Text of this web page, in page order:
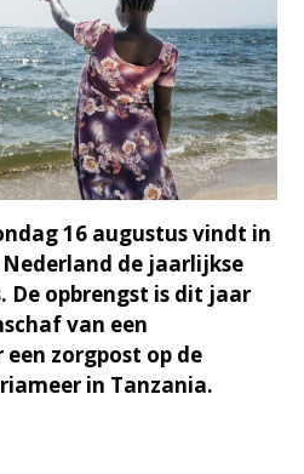
16 augustus vindt in
de jaarlijkse
De opbrengst is dit jaar
van een
zorgpost op de
in Tanzania.